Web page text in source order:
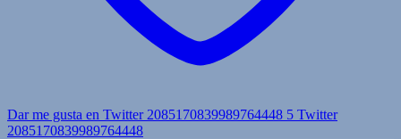
Dar me gusta en Twitter 2085170839989764448 5 Twitter
2085170839989764448